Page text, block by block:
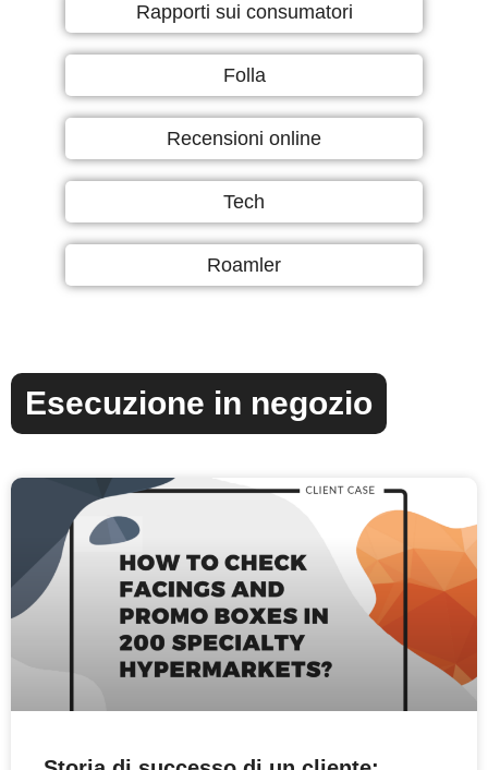
Rapporti sui consumatori
Folla
Recensioni online
Tech
Roamler
Esecuzione in negozio